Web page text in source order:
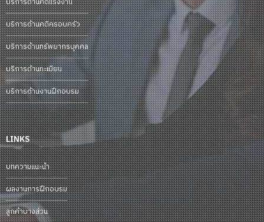
บริการด้านคดีครอบครัว
บริการด้านทรัพยากรบุคคล
บริการด้านทะเบียน
บริการด้านงานฝึกอบรม
LINKS
บทความแนะนำ
ผลงานการฝึกอบรม
ลูกค้าบางส่วน